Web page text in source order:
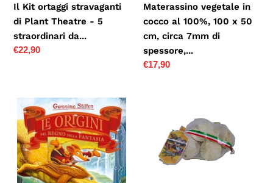
straordinari
da...
Il Kit ortaggi stravaganti
di Plant Theatre - 5
straordinari da...
Prezzo
€22,90
cm,
circa
7mm
di
spessore,...
Materassino vegetale in
cocco al 100%, 100 x 50
cm, circa 7mm di
spessore,...
Prezzo
€17,90
origini
del
regno
della
fantasia
aglio